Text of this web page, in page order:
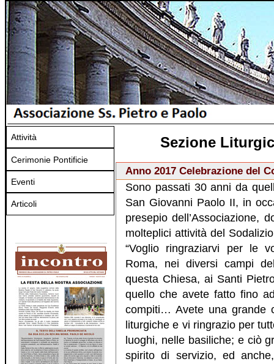
Attività
Cerimonie Pontificie
Eventi
Articoli
Sezione
Anno 2017 Celebrazione del
Sono passati 30 anni da
San Giovanni Paolo II, in
presepio dell’Associazione,
molteplici attività del
“Voglio ringraziarvi per le
Roma, nei diversi campi
questa Chiesa, ai Santi
quello che avete fatto fino
compiti… Avete una grande
liturgiche e vi ringrazio per
luoghi, nelle basiliche; e ciò
spirito di servizio, ed